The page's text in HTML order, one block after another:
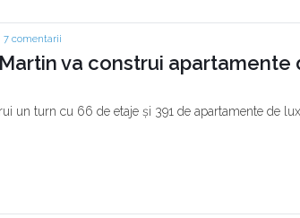
7 comentarii
va construi apartamente
un turn cu 66 de etaje și 391 de apartamente de